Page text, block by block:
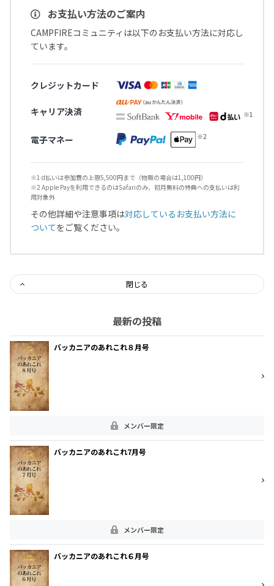
お支払い方法のご案内
CAMPFIREコミュニティは以下のお支払い方法に対応し
ています。
クレジットカード
キャリア決済
電子マネー
※1 d払いは参加費の上限5,500円まで（物販の場合は1,100円）
※2 Apple Payを利用できるのはSafariのみ、初月無料の特典への支払いは利
用対象外
その他詳細や注意事項は対応しているお支払い方法に
ついてをご覧ください。
閉じる
最新の投稿
バッカニアのあれこれ８月号
メンバー限定
バッカニアのあれこれ7月号
メンバー限定
バッカニアのあれこれ６月号